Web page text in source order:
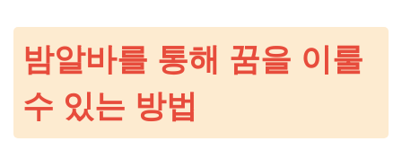
밤알바를 통해 꿈을 이룰
수 있는 방법